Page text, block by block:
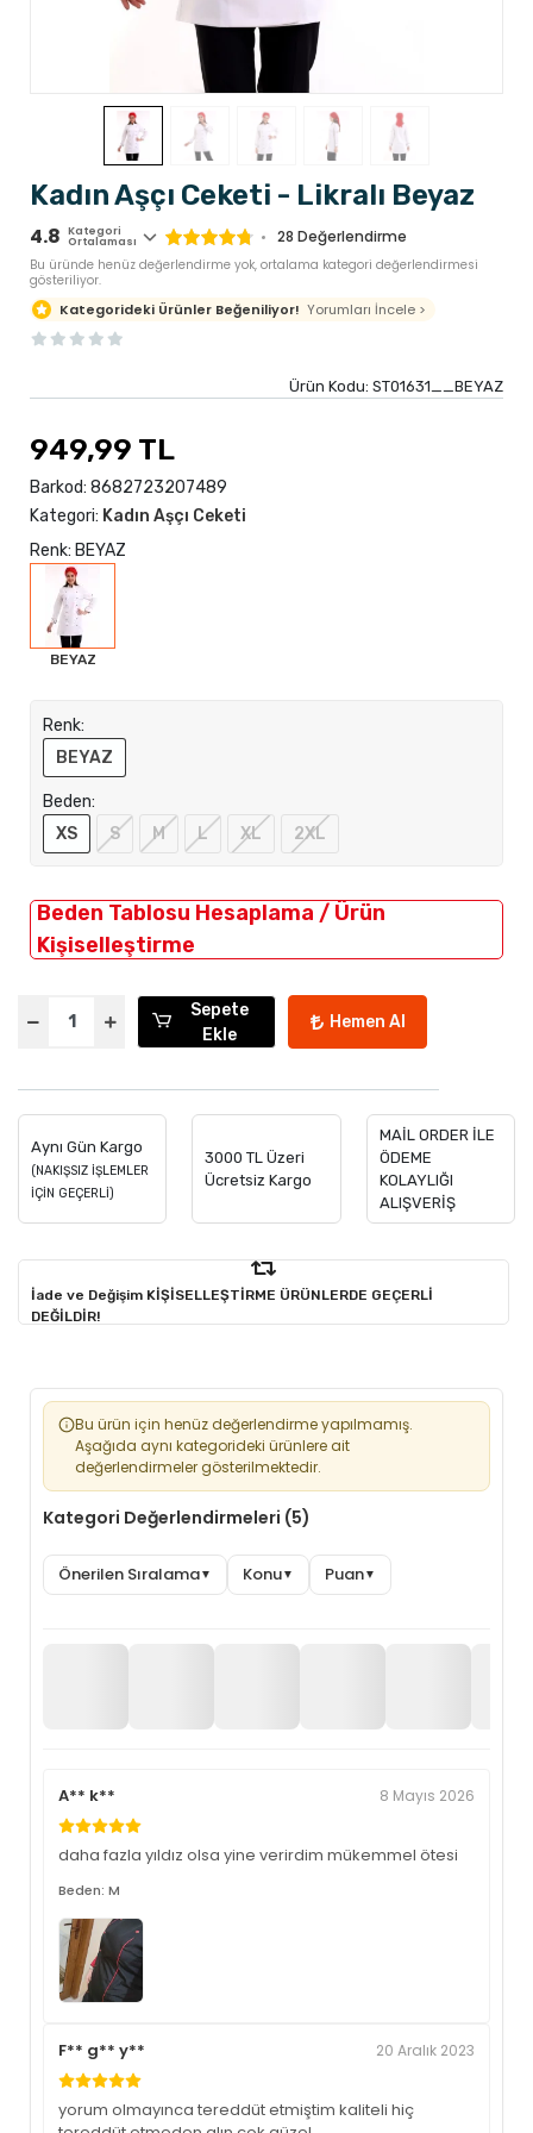
Kadın Aşçı Ceketi - Likralı Beyaz
4.8 Kategori
Ortalaması 28 Değerlendirme
Bu üründe henüz değerlendirme yok, ortalama kategori değerlendirmesi
gösteriliyor.
Kategorideki Ürünler Beğeniliyor! Yorumları İncele >
Ürün Kodu: ST01631__BEYAZ
949,99 TL
Barkod: 8682723207489
Kategori: Kadın Aşçı Ceketi
Renk: BEYAZ
BEYAZ
Renk:
BEYAZ
Beden:
XS
S M L XL 2XL
Beden Tablosu Hesaplama / Ürün
Kişiselleştirme
Sepete
Ekle
Hemen Al
Aynı Gün Kargo
(NAKIŞSIZ İŞLEMLER
İÇİN GEÇERLİ)
3000 TL Üzeri
Ücretsiz Kargo
MAİL ORDER İLE
ÖDEME
KOLAYLIĞI
ALIŞVERİŞ
İade ve Değişim KİŞİSELLEŞTİRME ÜRÜNLERDE GEÇERLİ
DEĞİLDİR!
Bu ürün için henüz değerlendirme yapılmamış.
Aşağıda aynı kategorideki ürünlere ait
değerlendirmeler gösterilmektedir.
Kategori Değerlendirmeleri (5)
Önerilen Sıralama▼ Konu▼ Puan▼
A** k** 8 Mayıs 2026
daha fazla yıldız olsa yine verirdim mükemmel ötesi
Beden: M
F** g** y** 20 Aralık 2023
yorum olmayınca tereddüt etmiştim kaliteli hiç